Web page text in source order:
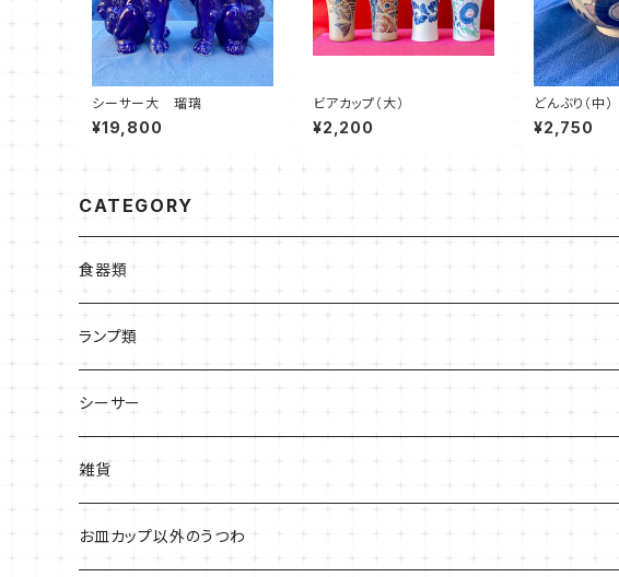
シーサー大 瑠璃
¥19,800
ビアカップ（大）
¥2,200
どんぶり（中）
¥2,750
CATEGORY
食器類
皿
高台あり
平皿
お椀・どんぶり系
カップ類
ランプ類
シーサー
雑貨
お皿カップ以外のうつわ